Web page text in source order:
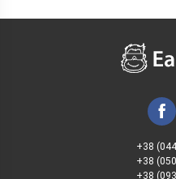
+38
+38
+38